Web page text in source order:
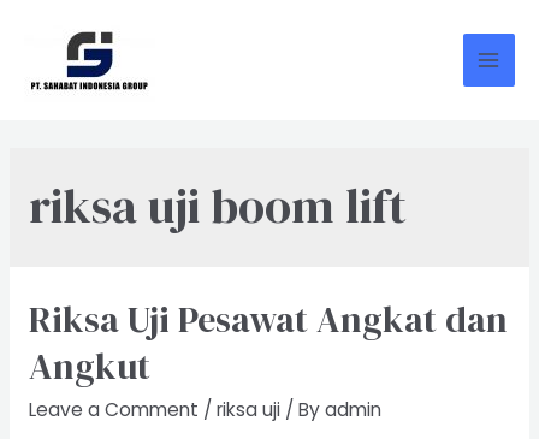
content
riksa uji boom lift
Riksa Uji Pesawat Angkat dan
Angkut
Leave a Comment / riksa uji / Byadmin